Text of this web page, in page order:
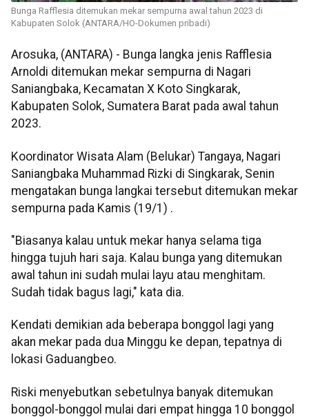
Bunga Rafflesia ditemukan mekar sempurna awal tahun 2023 di
Kabupaten Solok (ANTARA/HO-Dokumen pribadi)
Arosuka, (ANTARA) - Bunga langka jenis Rafflesia
Arnoldi ditemukan mekar sempurna di Nagari
Saniangbaka, Kecamatan X Koto Singkarak,
Kabupaten Solok, Sumatera Barat pada awal tahun
2023.
Koordinator Wisata Alam (Belukar) Tangaya, Nagari
Saniangbaka Muhammad Rizki di Singkarak, Senin
mengatakan bunga langkai tersebut ditemukan mekar
sempurna pada Kamis (19/1) .
"Biasanya kalau untuk mekar hanya selama tiga
hingga tujuh hari saja. Kalau bunga yang ditemukan
awal tahun ini sudah mulai layu atau menghitam.
Sudah tidak bagus lagi," kata dia.
Kendati demikian ada beberapa bonggol lagi yang
akan mekar pada dua Minggu ke depan, tepatnya di
lokasi Gaduangbeo.
Riski menyebutkan sebetulnya banyak ditemukan
bonggol-bonggol mulai dari empat hingga 10 bonggol